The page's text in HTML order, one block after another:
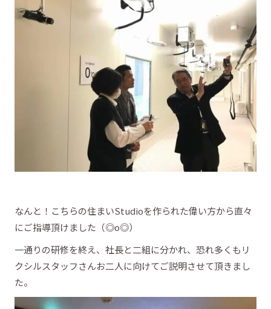
なんと！こちらの住まいStudioを作られた偉い方から直々
にご指導頂けました（◎o◎）
一通りの研修を終え、社長と二組に分かれ、恐れ多くもリ
クシルスタッフさんお二人に向けてご説明させて頂きまし
た。